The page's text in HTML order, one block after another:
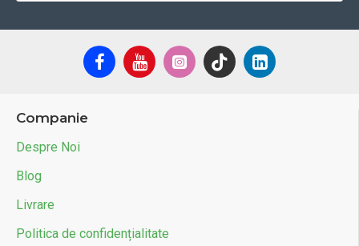
Companie
Despre Noi
Blog
Livrare
Politica de confidențialitate